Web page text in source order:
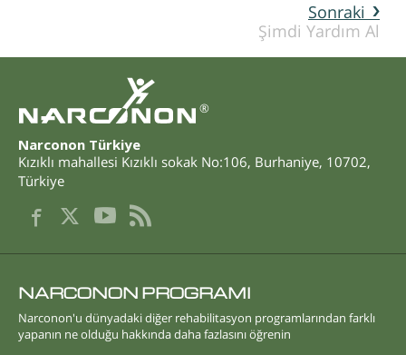
Sonraki
Şimdi Yardım Al
®
Narconon Türkiye
Kızıklı mahallesi Kızıklı sokak No:106, Burhaniye, 10702,
Türkiye
NARCONON PROGRAMI
Narconon'u dünyadaki diğer rehabilitasyon programlarından farklı
yapanın ne olduğu hakkında daha fazlasını öğrenin